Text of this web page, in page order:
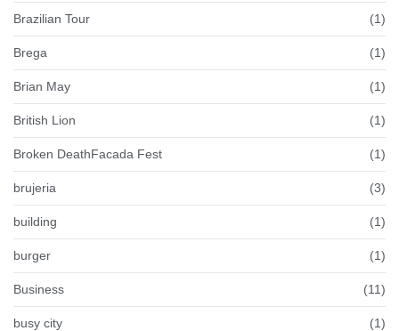
Brazilian Tour (1)
Brega (1)
Brian May (1)
British Lion (1)
Broken DeathFacada Fest (1)
brujeria (3)
building (1)
burger (1)
Business (11)
busy city (1)